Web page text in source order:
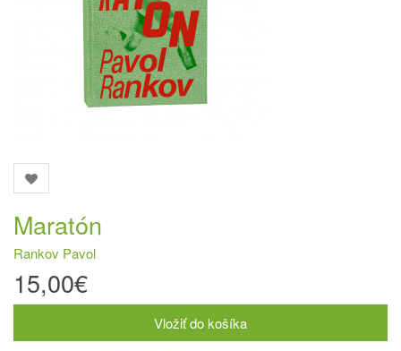
Maratón
Rankov Pavol
15,00€
Vložiť do košíka